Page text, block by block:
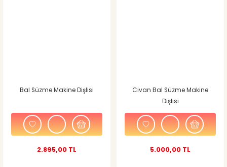
Bal Süzme Makine Dişlisi
2.895,00 TL
Civan Bal Süzme Makine
Dişlisi
5.000,00 TL